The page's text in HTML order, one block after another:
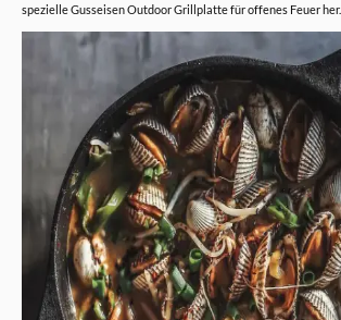
spezielle Gusseisen Outdoor Grillplatte für offenes Feuer her.